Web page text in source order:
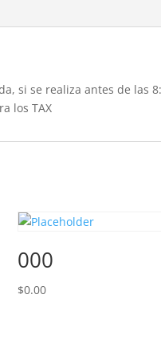
si se realiza antes de las
los TAX
000
$0.00